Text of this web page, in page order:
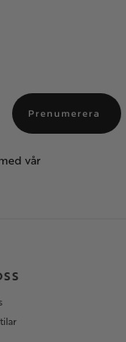
Prenumerera
vår